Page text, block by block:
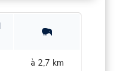
à 2,7 km